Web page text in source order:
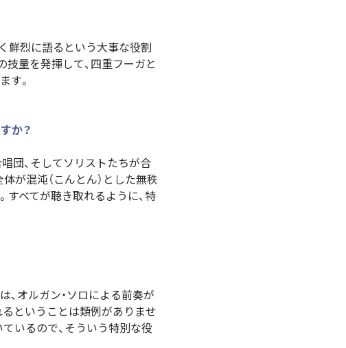
鮮烈に語るという大事な役割
量を発揮して、四重フーガと
す。
か？
団、そしてソリストたちが合
が混沌（こんとん）とした無秩
べてが聴き取れるように、特
、オルガン・ソロによる前奏が
ということは類例がありませ
いるので、そういう特別な役